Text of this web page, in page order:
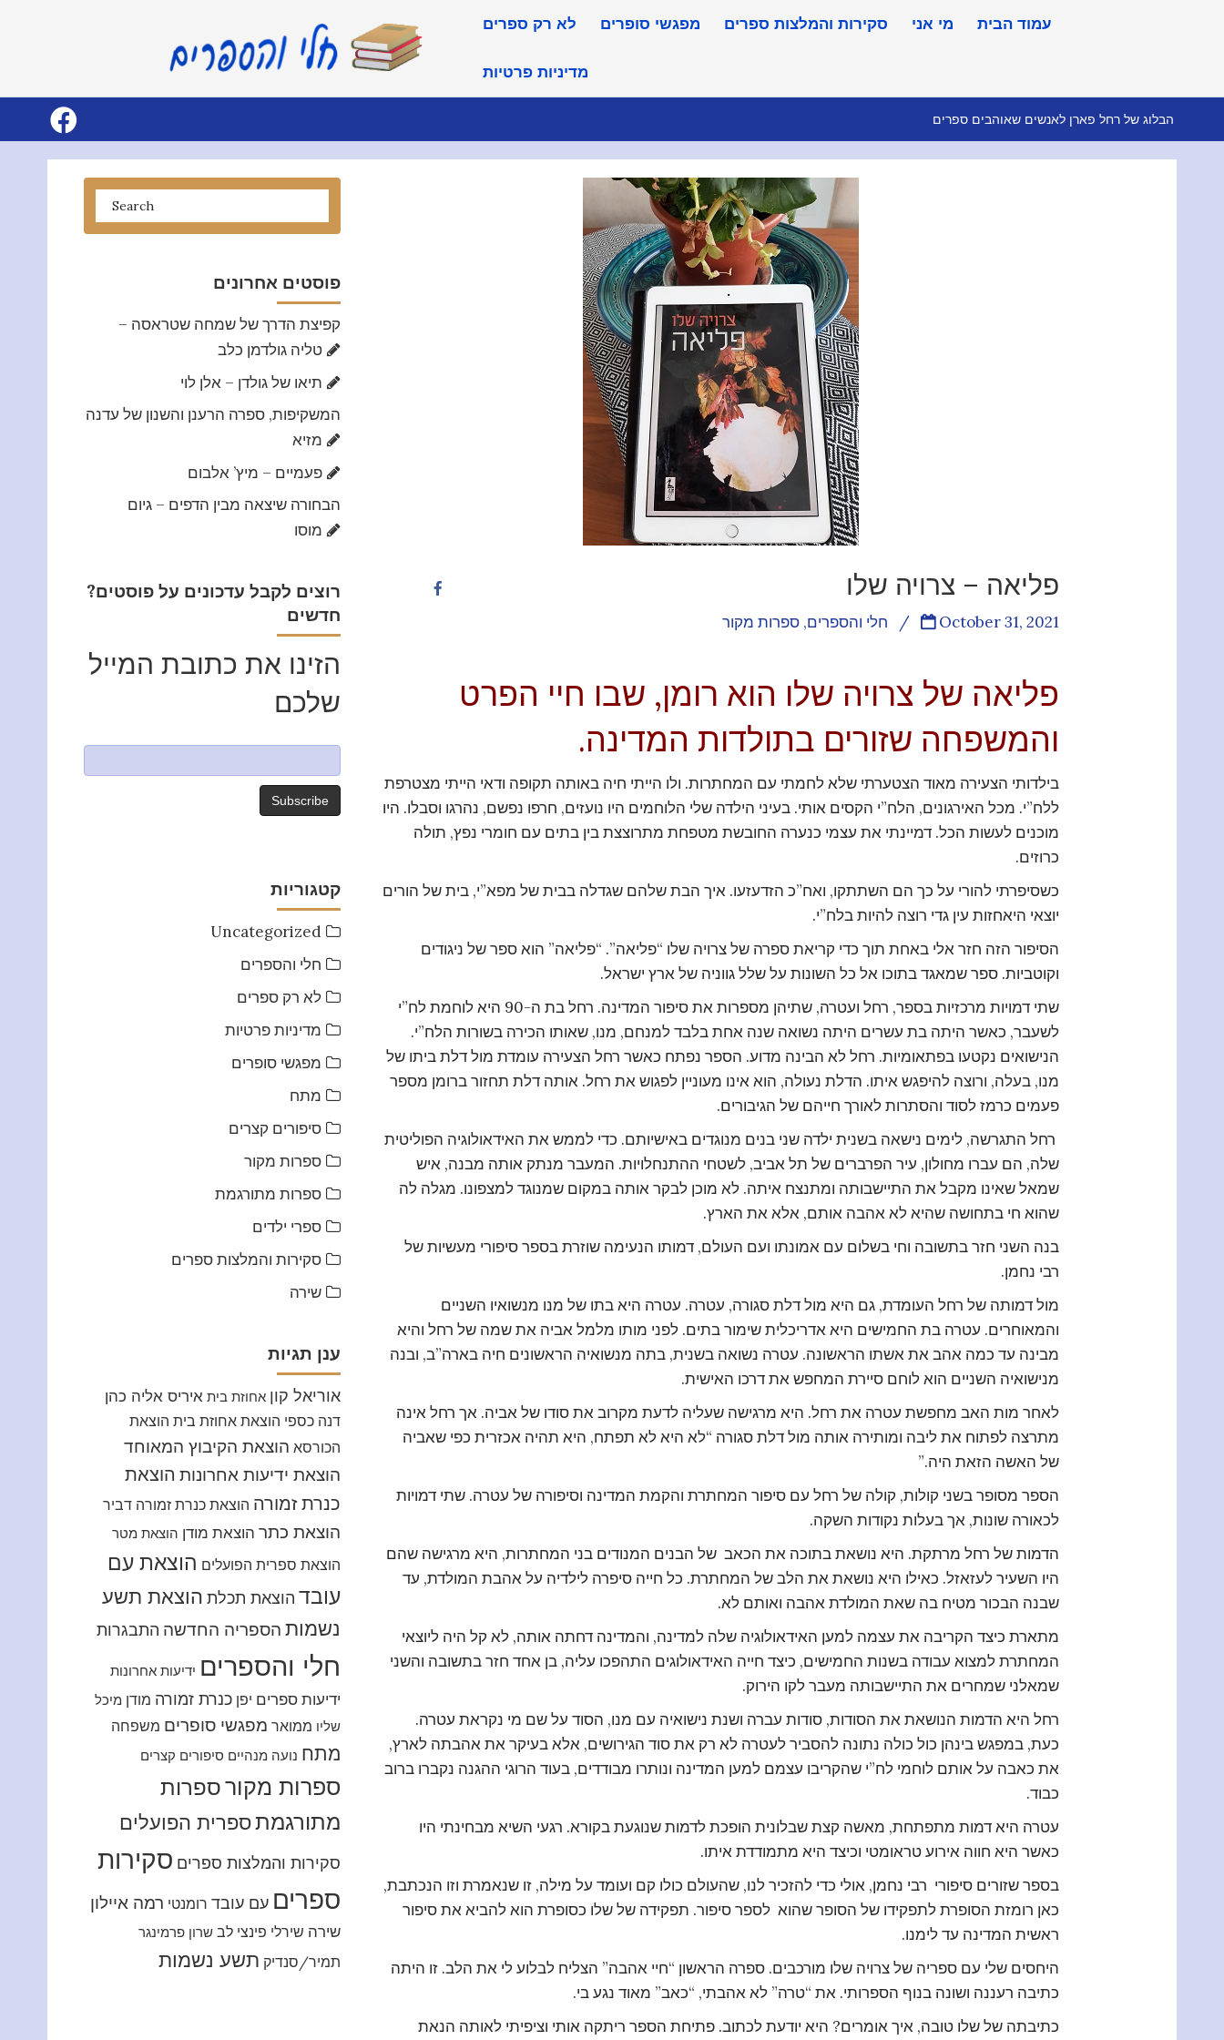
לא רק ספרים מפגשי סופרים סקירות והמלצות ספרים מי אני עמוד הבית
מדיניות פרטיות
הבלוג של רחל פארן לאנשים שאוהבים ספרים
פוסטים אחרונים
קפיצת הדרך של שמחה שטראסה –
טליה גולדמן כלב
תיאו של גולדן – אלן לוי
המשקיפות, ספרה הרענן והשנון של עדנה
מזיא
פעמיים – מיץ’ אלבום
הבחורה שיצאה מבין הדפים – גיום
מוסו
?רוצים לקבל עדכונים על פוסטים
חדשים
הזינו את כתובת המייל
שלכם
קטגוריות
Uncategorized
חלי והספרים
לא רק ספרים
מדיניות פרטיות
מפגשי סופרים
מתח
סיפורים קצרים
ספרות מקור
ספרות מתורגמת
ספרי ילדים
סקירות והמלצות ספרים
שירה
ענן תגיות
אוריאל קון אחוזת בית איריס אליה כהן
דנה כספי הוצאת אחוזת בית הוצאת
הכורסא הוצאת הקיבוץ המאוחד
הוצאת ידיעות אחרונות הוצאת
כנרת זמורה הוצאת כנרת זמורה דביר
הוצאת כתר הוצאת מודן הוצאת מטר
הוצאת ספרית הפועלים הוצאת עם
עובד הוצאת תכלת הוצאת תשע
נשמות הספריה החדשה התבגרות
חלי והספרים ידיעות אחרונות
ידיעות ספרים יפן כנרת זמורה מודן מיכל
שליו ממואר מפגשי סופרים משפחה
מתח נועה מנהיים סיפורים קצרים
ספרות מקורספרות
מתורגמתספרית הפועלים
סקירות והמלצות ספרים סקירות
ספרים עם עובד רומנטי רמה איילון
שירה שירלי פינצי לב שרון פרמינגר
תמיר/סנדיק תשע נשמות
פליאה – צרויה שלו
חלי והספרים, ספרות מקור / October 31, 2021
פליאה של צרויה שלו הוא רומן, שבו חיי הפרט
והמשפחה שזורים בתולדות המדינה.
בילדותי הצעירה מאוד הצטערתי שלא לחמתי עם המחתרות. ולו הייתי חיה באותה תקופה ודאי הייתי מצטרפת
ללח”י. מכל האירגונים, הלח”י הקסים אותי. בעיני הילדה שלי הלוחמים היו נועזים, חרפו נפשם, נהרגו וסבלו. היו
מוכנים לעשות הכל. דמיינתי את עצמי כנערה החובשת מטפחת מתרוצצת בין בתים עם חומרי נפץ, תולה
כרוזים.
כשסיפרתי להורי על כך הם השתתקו, ואח”כ הזדעזעו. איך הבת שלהם שגדלה בבית של מפא”י, בית של הורים
יוצאי היאחזות עין גדי רוצה להיות בלח”י.
הסיפור הזה חזר אלי באחת תוך כדי קריאת ספרה של צרויה שלו “פליאה”. “פליאה” הוא ספר של ניגודים
וקוטביות. ספר שמאגד בתוכו אל כל השונות על שלל גווניה של ארץ ישראל.
שתי דמויות מרכזיות בספר, רחל ועטרה, שתיהן מספרות את סיפור המדינה. רחל בת ה-90 היא לוחמת לח”י
לשעבר, כאשר היתה בת עשרים היתה נשואה שנה אחת בלבד למנחם, מנו, שאותו הכירה בשורות הלח”י.
הנישואים נקטעו בפתאומיות. רחל לא הבינה מדוע. הספר נפתח כאשר רחל הצעירה עומדת מול דלת ביתו של
מנו, בעלה, ורוצה להיפגש איתו. הדלת נעולה, הוא אינו מעוניין לפגוש את רחל. אותה דלת תחזור ברומן מספר
פעמים כרמז לסוד והסתרות לאורך חייהם של הגיבורים.
רחל התגרשה, לימים נישאה בשנית ילדה שני בנים מנוגדים באישיותם. כדי לממש את האידאולוגיה הפוליטית
שלה, הם עברו מחולון, עיר הפרברים של תל אביב, לשטחי ההתנחלויות. המעבר מנתק אותה מבנה, איש
שמאל שאינו מקבל את התיישבותה ומתנצח איתה. לא מוכן לבקר אותה במקום שמנוגד למצפונו. מגלה לה
שהוא חי בתחושה שהיא לא אהבה אותם, אלא את הארץ.
בנה השני חזר בתשובה וחי בשלום עם אמונתו ועם העולם, דמותו הנעימה שוזרת בספר סיפורי מעשיות של
רבי נחמן.
מול דמותה של רחל העומדת, גם היא מול דלת סגורה, עטרה. עטרה היא בתו של מנו מנשואיו השניים
והמאוחרים. עטרה בת החמישים היא אדריכלית שימור בתים. לפני מותו מלמל אביה את שמה של רחל והיא
מבינה עד כמה אהב את אשתו הראשונה. עטרה נשואה בשנית, בתה מנשואיה הראשונים חיה בארה”ב, ובנה
מנישואיה השניים הוא לוחם סיירת המחפש את דרכו האישית.
לאחר מות האב מחפשת עטרה את רחל. היא מרגישה שעליה לדעת מקרוב את סודו של אביה. אך רחל אינה
מתרצה לפתוח את ליבה ומותירה אותה מול דלת סגורה “לא היא לא תפתח, היא תהיה אכזרית כפי שאביה
של האשה הזאת היה.”
הספר מסופר בשני קולות, קולה של רחל עם סיפור המחתרת והקמת המדינה וסיפורה של עטרה. שתי דמויות
לכאורה שונות, אך בעלות נקודות השקה.
הדמות של רחל מרתקת. היא נושאת בתוכה את הכאב של הבנים המנודים בני המחתרות, היא מרגישה שהם
היו השעיר לעזאזל. כאילו היא נושאת את הלב של המחתרת. כל חייה סיפרה לילדיה על אהבת המולדת, עד
שבנה הבכור מטיח בה שאת המולדת אהבה ואותם לא.
מתארת כיצד הקריבה את עצמה למען האידאולוגיה שלה למדינה, והמדינה דחתה אותה, לא קל היה ליוצאי
המחתרת למצוא עבודה בשנות החמישים, כיצד חייה האידאולוגים התהפכו עליה, בן אחד חזר בתשובה והשני
שמאלני שמחרים את התיישבותה מעבר לקו הירוק.
רחל היא הדמות הנושאת את הסודות, סודות עברה ושנת נישואיה עם מנו, הסוד על שם מי נקראת עטרה.
כעת, במפגש בינהן כול כולה נתונה להסביר לעטרה לא רק את סוד הגירושים, אלא בעיקר את אהבתה לארץ,
את כאבה על אותם לוחמי לח”י שהקריבו עצמם למען המדינה ונותרו מבודדים, בעוד הרוגי ההגנה נקברו ברוב
כבוד.
עטרה היא דמות מתפתחת, מאשה קצת שבלונית הופכת לדמות שנוגעת בקורא. רגעי השיא מבחינתי היו
כאשר היא חווה אירוע טראומטי וכיצד היא מתמודדת איתו.
בספר שזורים סיפורי רבי נחמן, אולי כדי להזכיר לנו, שהעולם כולו קם ועומד על מילה, זו שנאמרת וזו הנכתבת,
כאן רומזת הסופרת לתפקידו של הסופר שהוא לספר סיפור. תפקידה של שלו כסופרת הוא להביא את סיפור
ראשית המדינה עד לימנו.
היחסים שלי עם ספריה של צרויה שלו מורכבים. ספרה הראשון “חיי אהבה” הצליח לבלוע לי את הלב. זו היתה
כתיבה רעננה ושונה בנוף הספרותי. את “טרה” לא אהבתי, “כאב” מאוד נגע בי.
כתיבתה של שלו טובה, איך אומרים? היא יודעת לכתוב. פתיחת הספר ריתקה אותי וציפיתי לאותה הנאת